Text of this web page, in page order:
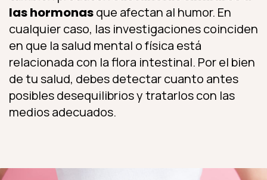
las hormonasque afectan al humor. En
cualquier caso, las investigaciones coinciden
en que la salud mental o física está
relacionada con la flora intestinal. Por el bien
de tu salud, debes detectar cuanto antes
posibles desequilibrios y tratarlos con las
medios adecuados.